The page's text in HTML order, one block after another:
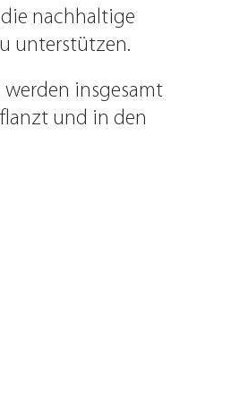
nachhaltige
unterstützen.
insgesamt
und in den